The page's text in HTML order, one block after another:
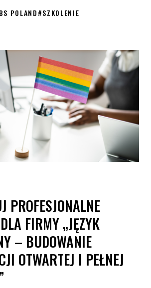
POLAND#SZKOLENIE
PROFESJONALNE
FIRMY „JĘZYK
– BUDOWANIE
OTWARTEJ I PEŁNEJ